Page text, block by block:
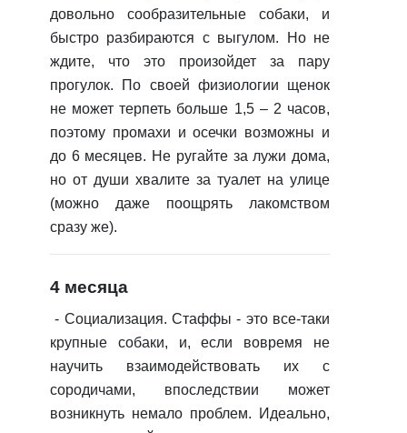
довольно сообразительные собаки, и
быстро разбираются с выгулом. Но не
ждите, что это произойдет за пару
прогулок. По своей физиологии щенок
не может терпеть больше 1,5 – 2 часов,
поэтому промахи и осечки возможны и
до 6 месяцев. Не ругайте за лужи дома,
но от души хвалите за туалет на улице
(можно даже поощрять лакомством
сразу же).
4 месяца
- Социализация. Стаффы - это все-таки
крупные собаки, и, если вовремя не
научить взаимодействовать их с
сородичами, впоследствии может
возникнуть немало проблем. Идеально,